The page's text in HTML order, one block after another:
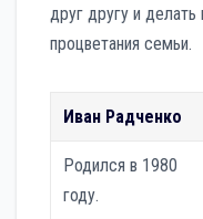
друг другу и
процветания семьи.
Иван Радченко
Родился в 1980
году.